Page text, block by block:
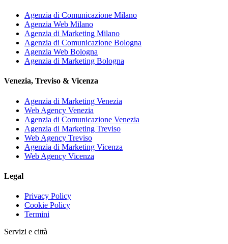
Agenzia di Comunicazione Milano
Agenzia Web Milano
Agenzia di Marketing Milano
Agenzia di Comunicazione Bologna
Agenzia Web Bologna
Agenzia di Marketing Bologna
Venezia, Treviso & Vicenza
Agenzia di Marketing Venezia
Web Agency Venezia
Agenzia di Comunicazione Venezia
Agenzia di Marketing Treviso
Web Agency Treviso
Agenzia di Marketing Vicenza
Web Agency Vicenza
Legal
Privacy Policy
Cookie Policy
Termini
Servizi e città